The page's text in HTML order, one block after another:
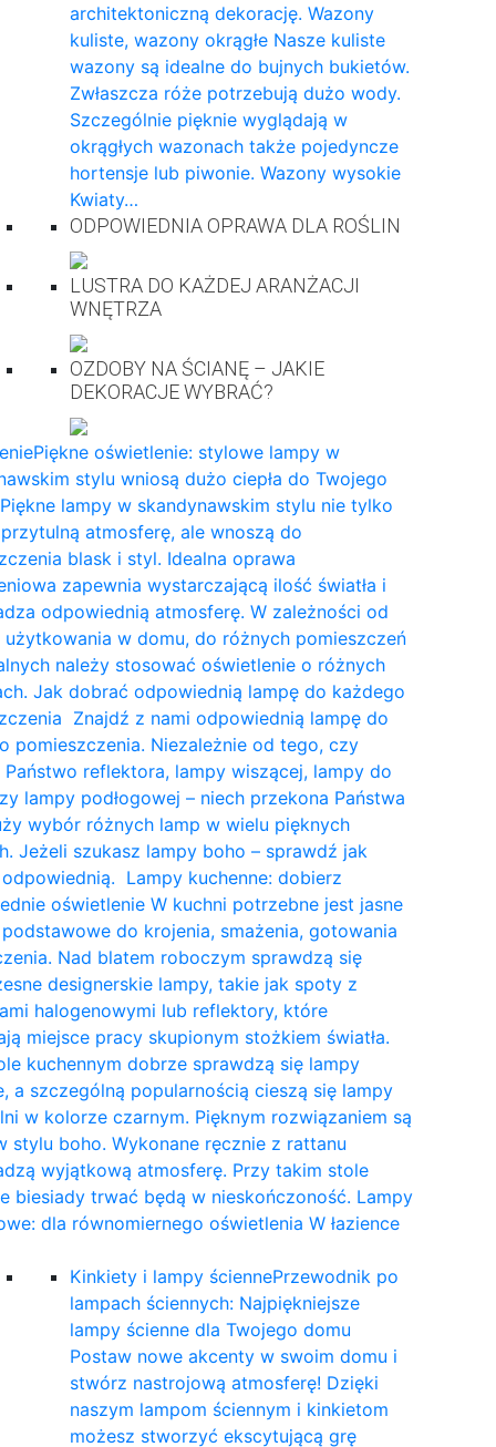
architektoniczną dekorację. Wazony
kuliste, wazony okrągłe Nasze kuliste
wazony są idealne do bujnych bukietów.
Zwłaszcza róże potrzebują dużo wody.
Szczególnie pięknie wyglądają w
okrągłych wazonach także pojedyncze
hortensje lub piwonie. Wazony wysokie
Kwiaty…
ODPOWIEDNIA OPRAWA DLA ROŚLIN
LUSTRA DO KAŻDEJ ARANŻACJI
WNĘTRZA
OZDOBY NA ŚCIANĘ – JAKIE
DEKORACJE WYBRAĆ?
Piękne oświetlenie: stylowe lampy w
stylu wniosą dużo ciepła do Twojego
lampy w skandynawskim stylu nie tylko
atmosferę, ale wnoszą do
blask i styl. Idealna oprawa
zapewnia wystarczającą ilość światła i
odpowiednią atmosferę. W zależności od
użytkowania w domu, do różnych pomieszczeń
należy stosować oświetlenie o różnych
Jak dobrać odpowiednią lampę do każdego
Znajdź z nami odpowiednią lampę do
pomieszczenia. Niezależnie od tego, czy
Państwo reflektora, lampy wiszącej, lampy do
lampy podłogowej – niech przekona Państwa
wybór różnych lamp w wielu pięknych
Jeżeli szukasz lampy boho – sprawdź jak
Lampy kuchenne: dobierz
oświetlenie W kuchni potrzebne jest jasne
podstawowe do krojenia, smażenia, gotowania
Nad blatem roboczym sprawdzą się
designerskie lampy, takie jak spoty z
halogenowymi lub reflektory, które
miejsce pracy skupionym stożkiem światła.
kuchennym dobrze sprawdzą się lampy
a szczególną popularnością cieszą się lampy
w kolorze czarnym. Pięknym rozwiązaniem są
stylu boho. Wykonane ręcznie z rattanu
wyjątkową atmosferę. Przy takim stole
biesiady trwać będą w nieskończoność. Lampy
dla równomiernego oświetlenia W łazience
Kinkiety i lampy ściennePrzewodnik po
lampach ściennych: Najpiękniejsze
lampy ścienne dla Twojego domu
Postaw nowe akcenty w swoim domu i
stwórz nastrojową atmosferę! Dzięki
naszym lampom ściennym i kinkietom
możesz stworzyć ekscytującą grę